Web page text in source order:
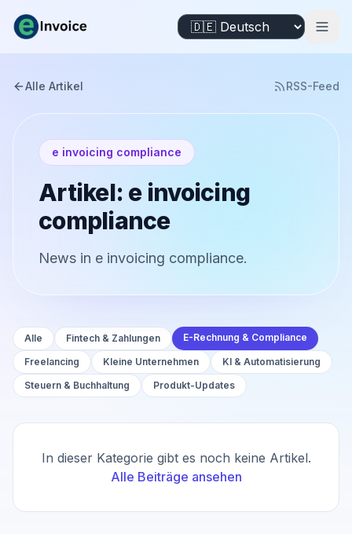
Alle Artikel RSS-Feed
e invoicing compliance
Artikel: e invoicing
compliance
News in e invoicing compliance.
Alle Fintech & Zahlungen E-Rechnung & Compliance
Freelancing Kleine Unternehmen
KI & Automatisierung
Steuern & Buchhaltung
Produkt-Updates
In dieser Kategorie gibt es noch keine Artikel.
Alle Beiträge ansehen